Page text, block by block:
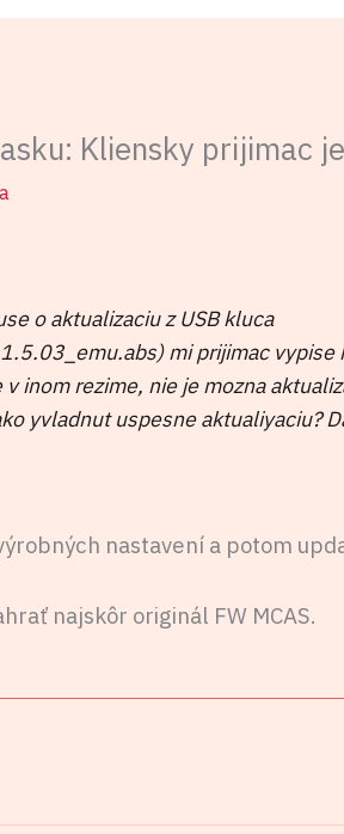
Kliensky prijimac
o aktualizaciu z USB kluca
mi prijimac vypise
inom rezime, nie je mozna
yvladnut uspesne aktualiyaciu?
nastavení a potom
najskôr originál FW MCAS.